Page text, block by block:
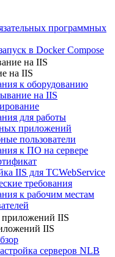
программных
в Docker Compose
на IIS
на IIS
к оборудованию
на IIS
для работы
приложений
пользователи
к ПО на сервере
IIS для TCWebService
требования
к рабочим местам
IIS
IIS
серверов NLB